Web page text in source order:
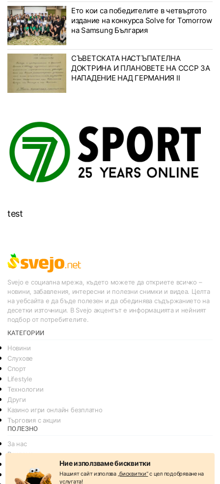
Ето кои са победителите в четвъртото
издание на конкурса Solve for Tomorrow
на Samsung България
СЪВЕТСКАТА НАСТЪПАТЕЛНА
ДОКТРИНА И ПЛАНОВЕТЕ НА СССР ЗА
НАПАДЕНИЕ НАД ГЕРМАНИЯ II
test
Svejo е социална мрежа, където можете да откриете всичко –
новини, забавления, интересни и полезни снимки и видеа. Целта
на уебсайта е да бъде полезен и да обединява съдържанието на
десетки източници. В Svejo акцентът е информацията и нейният
подбор от потребителите.
КАТЕГОРИИ
Новини
Слухове
Спорт
Lifestyle
Технологии
Други
Казино игри онлайн безплатно
Търговия с акции
ПОЛЕЗНО
За нас
Реклама
Условия за споделяне
Ние използваме бисквитки
Нашият сайт използва „бисквитки“с цел подобряване на
услугата!